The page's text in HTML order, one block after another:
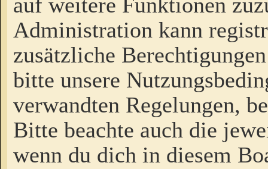
auf weitere Funktionen
Administration kann
zusätzliche
bitte unsere
verwandten Regelungen,
Bitte beachte auch die
wenn du dich in diesem